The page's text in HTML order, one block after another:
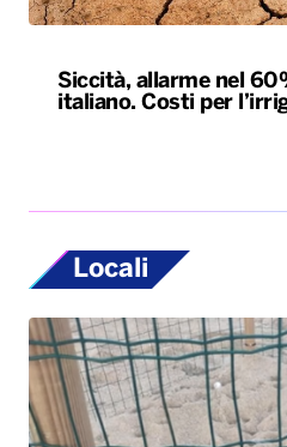
Siccità, allarme nel
italiano. Costi per
Locali